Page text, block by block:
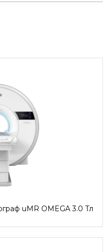
uMR OMEGA 3.0 Тл